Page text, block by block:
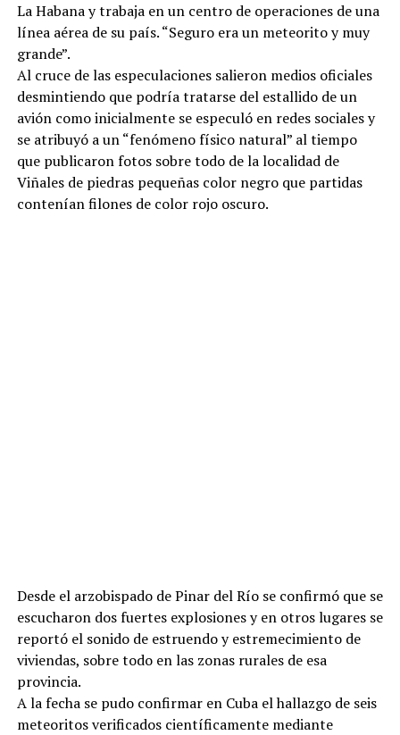
La Habana y trabaja en un centro de operaciones de una
línea aérea de su país. “Seguro era un meteorito y muy
grande”.
Al cruce de las especulaciones salieron medios oficiales
desmintiendo que podría tratarse del estallido de un
avión como inicialmente se especuló en redes sociales y
se atribuyó a un “fenómeno físico natural” al tiempo
que publicaron fotos sobre todo de la localidad de
Viñales de piedras pequeñas color negro que partidas
contenían filones de color rojo oscuro.
Desde el arzobispado de Pinar del Río se confirmó que se
escucharon dos fuertes explosiones y en otros lugares se
reportó el sonido de estruendo y estremecimiento de
viviendas, sobre todo en las zonas rurales de esa
provincia.
A la fecha se pudo confirmar en Cuba el hallazgo de seis
meteoritos verificados científicamente mediante